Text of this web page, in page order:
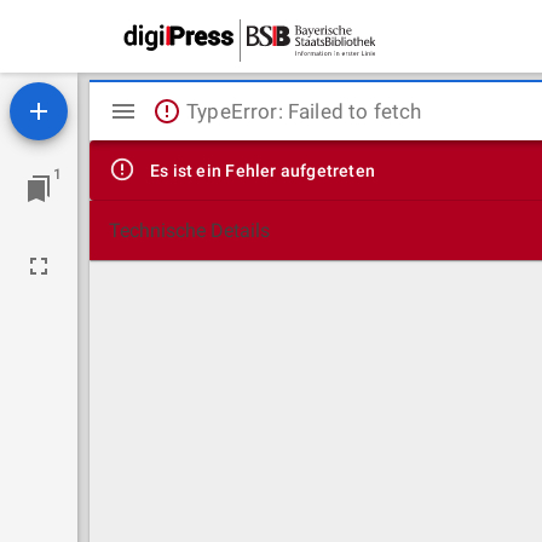
1
Mirador
Viewer
TypeError: Failed to fetch
Es ist ein Fehler aufgetreten
Technische Details